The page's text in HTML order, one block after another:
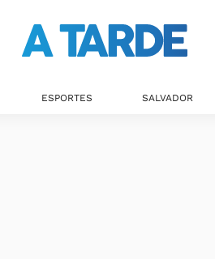
ESPORTES SALVADOR